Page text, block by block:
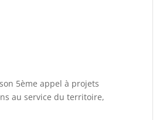
5ème appel à projets
au service du territoire,